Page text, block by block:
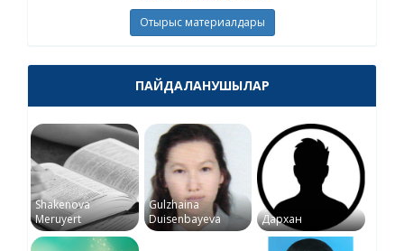
Отырыс материалдары
ПАЙДАЛАНУШЫЛАР
Shakenova
Meruyert
Gulzhaina
Duisenbayeva
Дархан